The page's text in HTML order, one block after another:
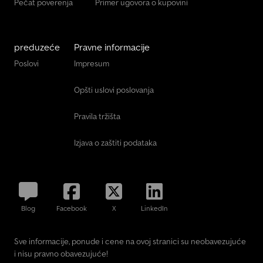
Pečat poverenja Primer ugovora o kupovini
preduzeće
Poslovi
Pravne informacije
Impresum
Opšti uslovi poslovanja
Pravila tržišta
Izjava o zaštiti podataka
Blog Facebook X LinkedIn
Sve informacije, ponude i cene na ovoj stranici su neobavezujuće
i nisu pravno obavezujuće!